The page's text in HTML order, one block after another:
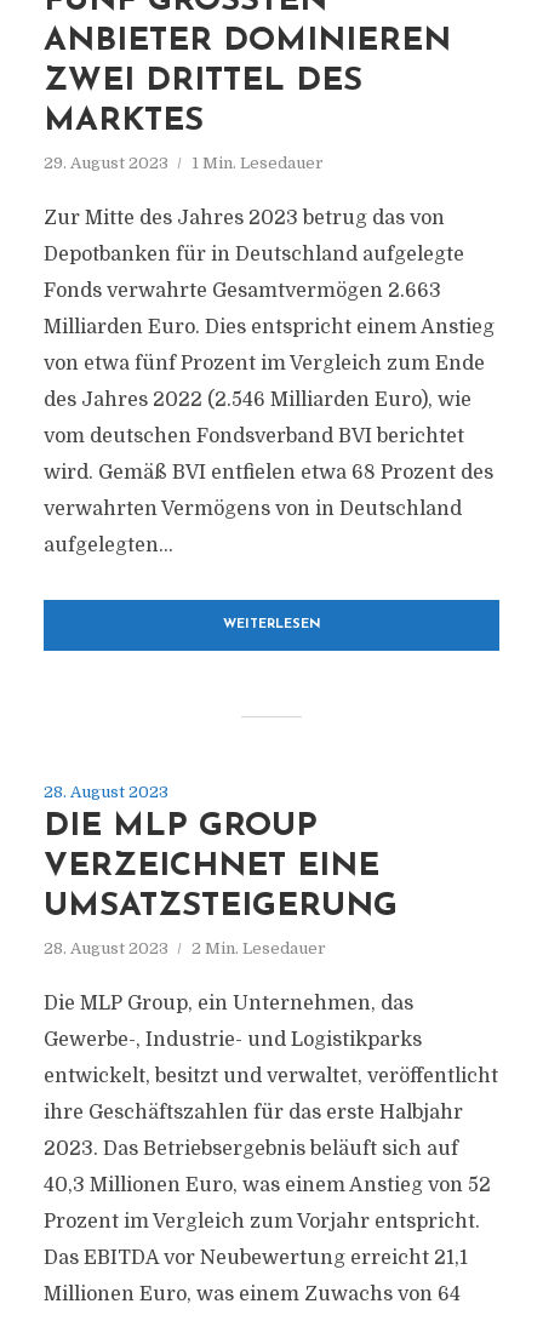
NBIETER DOMINIEREN Z
WEI DRITTEL DES M
ARKTES
29. August 2023 1 Min. Lesedauer
Zur Mitte des Jahres 2023 betrug das von
Depotbanken für in Deutschland aufgelegte
Fonds verwahrte Gesamtvermögen 2.663
Milliarden Euro. Dies entspricht einem Anstieg
von etwa fünf Prozent im Vergleich zum Ende
des Jahres 2022 (2.546 Milliarden Euro), wie
vom deutschen Fondsverband BVI berichtet
wird. Gemäß BVI entfielen etwa 68 Prozent des
verwahrten Vermögens von in Deutschland
aufgelegten...
WEITERLESEN
28. August 2023
DIE MLP GROUP
VERZEICHNET EINE
UMSATZSTEIGERUNG
28. August 2023 2 Min. Lesedauer
Die MLP Group, ein Unternehmen, das
Gewerbe-, Industrie- und Logistikparks
entwickelt, besitzt und verwaltet, veröffentlicht
ihre Geschäftszahlen für das erste Halbjahr
2023. Das Betriebsergebnis beläuft sich auf
40,3 Millionen Euro, was einem Anstieg von 52
Prozent im Vergleich zum Vorjahr entspricht.
Das EBITDA vor Neubewertung erreicht 21,1
Millionen Euro, was einem Zuwachs von 64